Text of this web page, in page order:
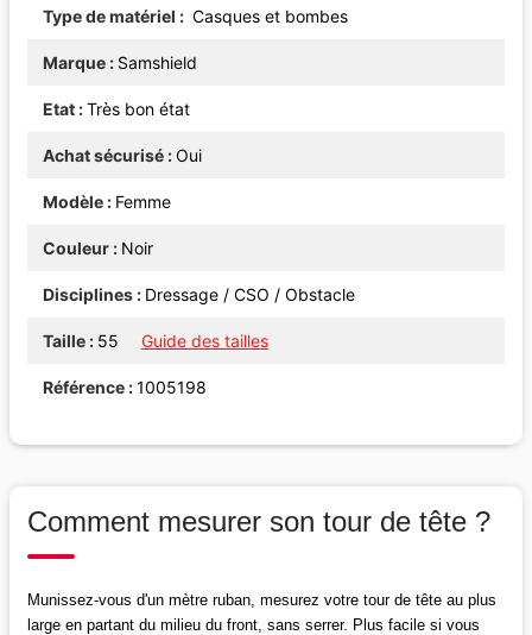
Type de matériel Casques et bombes
Marque Samshield
Etat Très bon état
Achat sécurisé Oui
Modèle Femme
Couleur Noir
Disciplines Dressage / CSO / Obstacle
Taille 55 Guide des tailles
Référence 1005198
Comment mesurer son tour de tête ?
Munissez-vous d'un mètre ruban, mesurez votre tour de tête au plus
large en partant du milieu du front, sans serrer. Plus facile si vous